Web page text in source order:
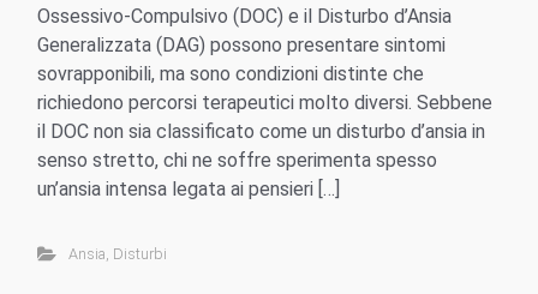
Ossessivo-Compulsivo (DOC) e il Disturbo d’Ansia
Generalizzata (DAG) possono presentare sintomi
sovrapponibili, ma sono condizioni distinte che
richiedono percorsi terapeutici molto diversi. Sebbene
il DOC non sia classificato come un disturbo d’ansia in
senso stretto, chi ne soffre sperimenta spesso
un’ansia intensa legata ai pensieri […]
Ansia Disturbi